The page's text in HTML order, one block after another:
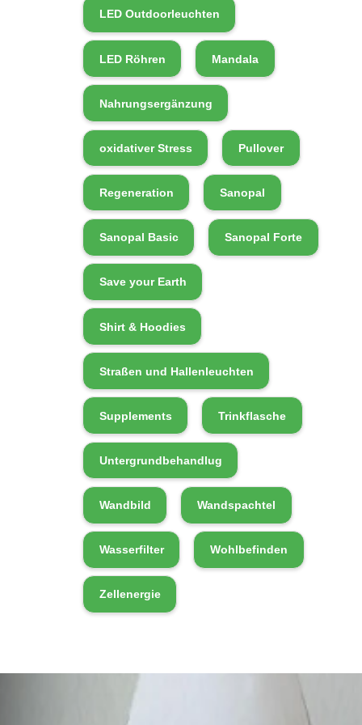
LED Outdoorleuchten
LED Röhren Mandala
Nahrungsergänzung
oxidativer Stress Pullover
Regeneration Sanopal
Sanopal Basic Sanopal Forte
Save your Earth
Shirt & Hoodies
Straßen und Hallenleuchten
Supplements Trinkflasche
Untergrundbehandlug
Wandbild Wandspachtel
Wasserfilter Wohlbefinden
Zellenergie